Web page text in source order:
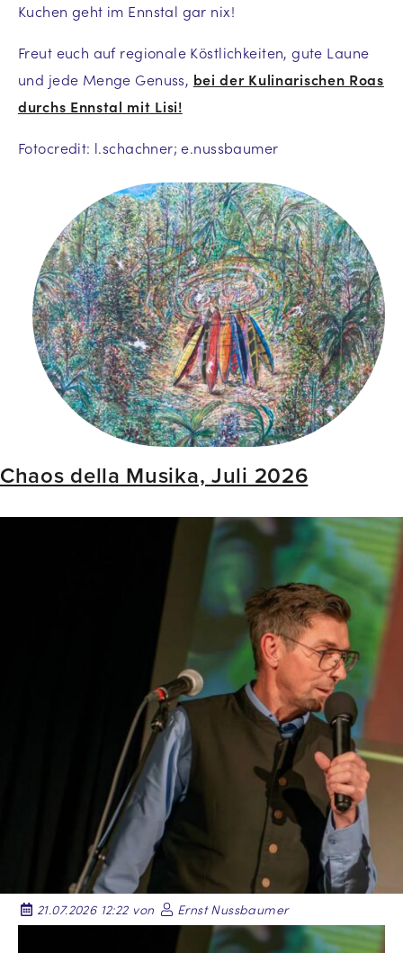
Kuchen geht im Ennstal gar nix!
Freut euch auf regionale Köstlichkeiten, gute Laune
und jede Menge Genuss, bei der Kulinarischen Roas
durchs Ennstal mit Lisi!
Fotocredit: l.schachner; e.nussbaumer
Chaos della Musika, Juli 2026
21.07.2026 12:22 von Ernst Nussbaumer